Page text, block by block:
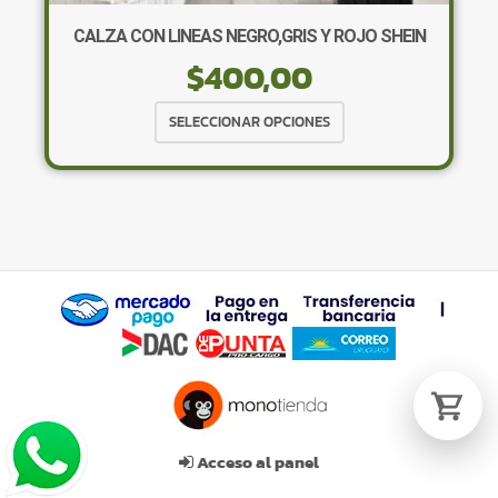
CALZA CON LINEAS NEGRO,GRIS Y ROJO SHEIN
$400,00
SELECCIONAR OPCIONES
producto
tiene
opciones
se
pueden
elegir
Acceso al panel
Tu carrito está vacío.
Agregá un producto y aparecerá acá
automáticamente.